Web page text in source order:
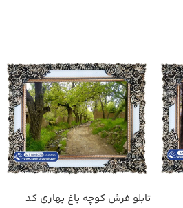
تابلو فرش کوچه باغ بهاری کد